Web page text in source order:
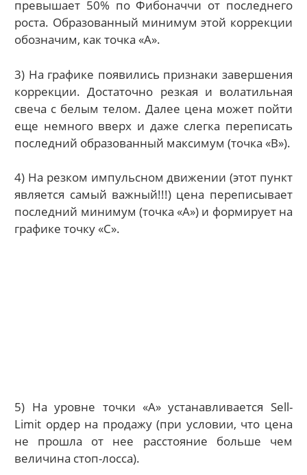
превышает 50% по Фибоначчи от последнего
роста. Образованный минимум этой коррекции
обозначим, как точка «А».
3) На графике появились признаки завершения
коррекции. Достаточно резкая и волатильная
свеча с белым телом. Далее цена может пойти
еще немного вверх и даже слегка переписать
последний образованный максимум (точка «В»).
4) На резком импульсном движении (этот пункт
является самый важный!!!) цена переписывает
последний минимум (точка «А») и формирует на
графике точку «С».
5) На уровне точки «А» устанавливается Sell-
Limit ордер на продажу (при условии, что цена
не прошла от нее расстояние больше чем
величина стоп-лосса).